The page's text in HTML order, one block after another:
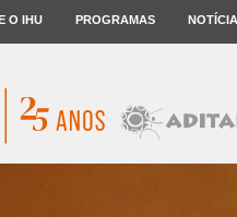
O IHU PROGRAMAS